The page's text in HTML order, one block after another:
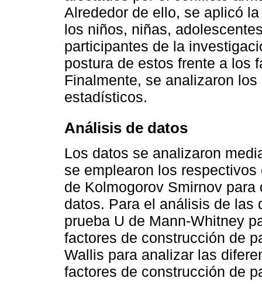
Alrededor de ello, se aplicó
los niños, niñas,
participantes de la
postura de estos frente a los
Finalmente, se analizaron
estadísticos.
Análisis de datos
Los datos se analizaron
se emplearon los
de Kolmogorov Smirnov
datos. Para el análisis de las
prueba U de Mann-Whitney
factores de construcción de
Wallis para analizar las
factores de construcción de